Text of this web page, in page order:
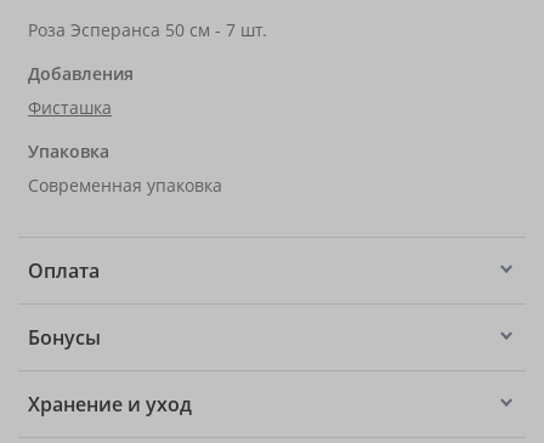
Роза Эсперанса 50 см - 7 шт.
Добавления
Фисташка
Упаковка
Современная упаковка
Оплата
Бонусы
Хранение и уход